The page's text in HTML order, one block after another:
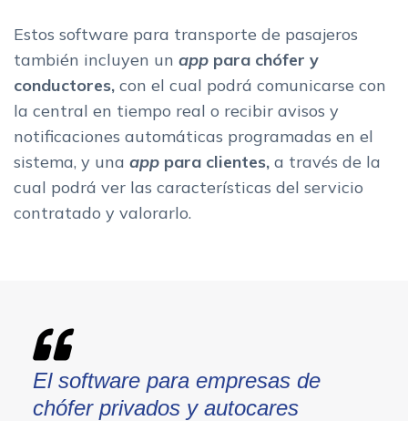
Estos software para transporte de pasajeros
también incluyen un app para chófer y
conductores, con el cual podrá comunicarse con
la central en tiempo real o recibir avisos y
notificaciones automáticas programadas en el
sistema, y una app para clientes, a través de la
cual podrá ver las características del servicio
contratado y valorarlo.
El software para empresas de
chófer privados y autocares